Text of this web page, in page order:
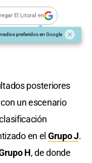
El Litoral en
preferidos en Google
posteriores
con un escenario
en el Grupo J.
H, de donde